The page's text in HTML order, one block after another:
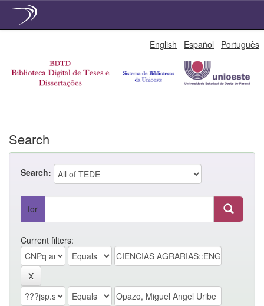
English Español Português
Search
Search:
for
Current filters: